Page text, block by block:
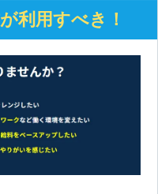
利用すべき！